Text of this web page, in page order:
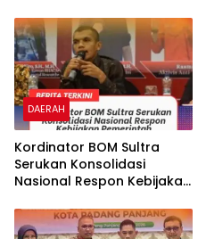
Daftar Tunjangan Anak”
DAERAH
‎Kordinator BOM Sultra
Serukan Konsolidasi
Nasional Respon Kebijakan